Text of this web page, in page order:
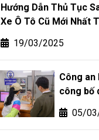
Hướng Dẫn Thủ Tục
Xe Ô Tô Cũ Mới Nhất
19/03/2025
Công an
công bố
phường,
phân cấp
biển số
05/